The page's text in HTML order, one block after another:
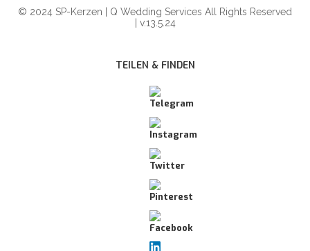
© 2024 SP-Kerzen | Q Wedding Services All Rights Reserved
| v.13.5.24
TEILEN & FINDEN